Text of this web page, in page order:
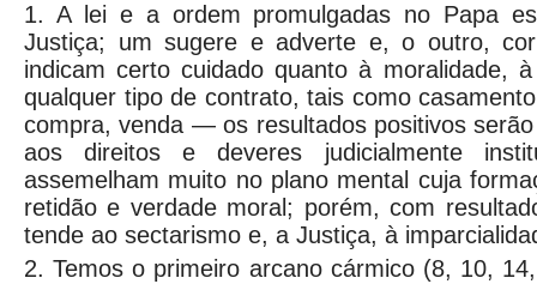
1. A lei e a ordem promulgadas no Papa
Justiça; um sugere e adverte e, o outro,
indicam certo cuidado quanto à moralidade,
qualquer tipo de contrato, tais como
compra, venda — os resultados positivos
aos direitos e deveres judicialmente
assemelham muito no plano mental cuja
retidão e verdade moral; porém, com
tende ao sectarismo e, a Justiça, à
2. Temos o primeiro arcano cármico (8, 10,